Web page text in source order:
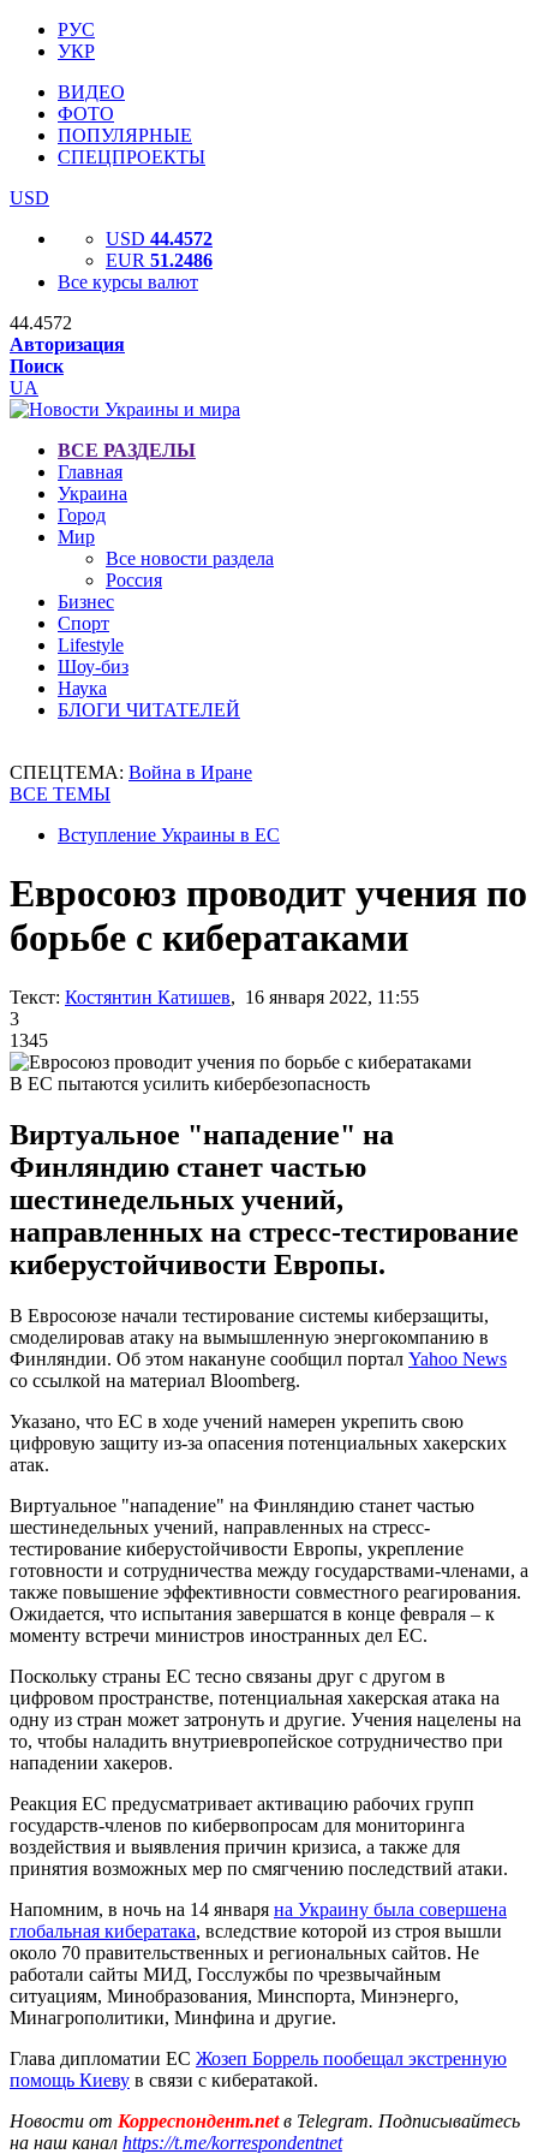
РУС
УКР
ВИДЕО
ФОТО
ПОПУЛЯРНЫЕ
СПЕЦПРОЕКТЫ
USD
USD 44.4572
EUR 51.2486
Все курсы валют
44.4572
Авторизация
Поиск
UA
ВСЕ РАЗДЕЛЫ
Главная
Украина
Город
Мир
Все новости раздела
Россия
Бизнес
Спорт
Lifestyle
Шоу-биз
Наука
БЛОГИ ЧИТАТЕЛЕЙ
СПЕЦТЕМА: Война в Иране
ВСЕ ТЕМЫ
Вступление Украины в ЕС
Евросоюз проводит учения по
борьбе с кибератаками
Текст: Костянтин Катишев, 16 января 2022, 11:55
3
1345
В ЕС пытаются усилить кибербезопасность
Виртуальное "нападение" на
Финляндию станет частью
шестинедельных учений,
направленных на стресс-тестирование
киберустойчивости Европы.
В Евросоюзе начали тестирование системы киберзащиты,
смоделировав атаку на вымышленную энергокомпанию в
Финляндии. Об этом накануне сообщил портал Yahoo News
со ссылкой на материал Bloomberg.
Указано, что ЕС в ходе учений намерен укрепить свою
цифровую защиту из-за опасения потенциальных хакерских
атак.
Виртуальное "нападение" на Финляндию станет частью
шестинедельных учений, направленных на стресс-
тестирование киберустойчивости Европы, укрепление
готовности и сотрудничества между государствами-членами, а
также повышение эффективности совместного реагирования.
Ожидается, что испытания завершатся в конце февраля – к
моменту встречи министров иностранных дел ЕС.
Поскольку страны ЕС тесно связаны друг с другом в
цифровом пространстве, потенциальная хакерская атака на
одну из стран может затронуть и другие. Учения нацелены на
то, чтобы наладить внутриевропейское сотрудничество при
нападении хакеров.
Реакция ЕС предусматривает активацию рабочих групп
государств-членов по кибервопросам для мониторинга
воздействия и выявления причин кризиса, а также для
принятия возможных мер по смягчению последствий атаки.
Напомним, в ночь на 14 января на Украину была совершена
глобальная кибератака, вследствие которой из строя вышли
около 70 правительственных и региональных сайтов. Не
работали сайты МИД, Госслужбы по чрезвычайным
ситуациям, Минобразования, Минспорта, Минэнерго,
Минагрополитики, Минфина и другие.
Глава дипломатии ЕС Жозеп Боррель пообещал экстренную
помощь Киеву в связи с кибератакой.
Новости от Корреспондент.netв Telegram. Подписывайтесь
на наш канал https://t.me/korrespondentnet